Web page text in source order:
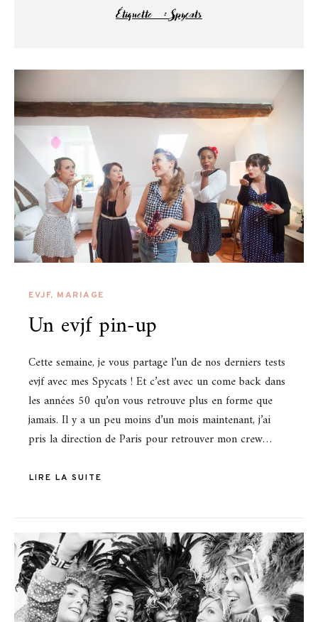
Étiquette :Spycats
EVJF, MARIAGE
Un evjf pin-up
Cette semaine, je vous partage l’un de nos derniers tests
evjf avec mes Spycats ! Et c’est avec un come back dans
les années 50 qu’on vous retrouve plus en forme que
jamais. Il y a un peu moins d’un mois maintenant, j’ai
pris la direction de Paris pour retrouver mon crew…
LIRE LA SUITE